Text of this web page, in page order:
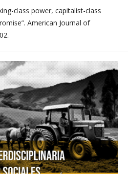
class power, capitalist-class
American Journal of